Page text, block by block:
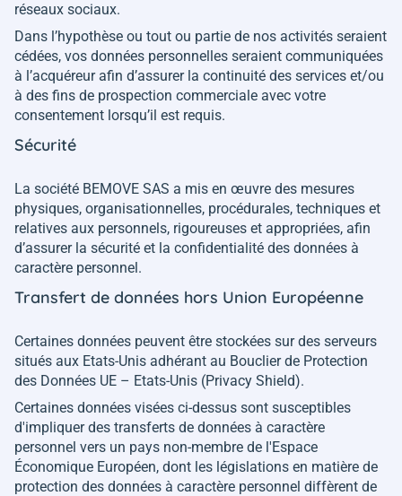
réseaux sociaux.
Dans l’hypothèse ou tout ou partie de nos activités seraient
cédées, vos données personnelles seraient communiquées
à l’acquéreur afin d’assurer la continuité des services et/ou
à des fins de prospection commerciale avec votre
consentement lorsqu’il est requis.
Sécurité
La société BEMOVE SAS a mis en œuvre des mesures
physiques, organisationnelles, procédurales, techniques et
relatives aux personnels, rigoureuses et appropriées, afin
d’assurer la sécurité et la confidentialité des données à
caractère personnel.
Transfert de données hors Union Européenne
Certaines données peuvent être stockées sur des serveurs
situés aux Etats-Unis adhérant au Bouclier de Protection
des Données UE – Etats-Unis (Privacy Shield).
Certaines données visées ci-dessus sont susceptibles
d'impliquer des transferts de données à caractère
personnel vers un pays non-membre de l'Espace
Économique Européen, dont les législations en matière de
protection des données à caractère personnel diffèrent de